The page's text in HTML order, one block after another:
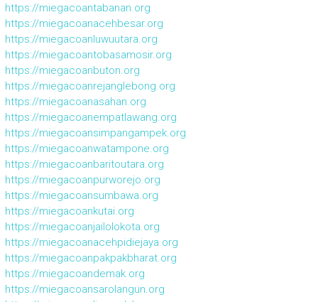
https://miegacoantabanan.org
https://miegacoanacehbesar.org
https://miegacoanluwuutara.org
https://miegacoantobasamosir.org
https://miegacoanbuton.org
https://miegacoanrejanglebong.org
https://miegacoanasahan.org
https://miegacoanempatlawang.org
https://miegacoansimpangampek.org
https://miegacoanwatampone.org
https://miegacoanbaritoutara.org
https://miegacoanpurworejo.org
https://miegacoansumbawa.org
https://miegacoankutai.org
https://miegacoanjailolokota.org
https://miegacoanacehpidiejaya.org
https://miegacoanpakpakbharat.org
https://miegacoandemak.org
https://miegacoansarolangun.org